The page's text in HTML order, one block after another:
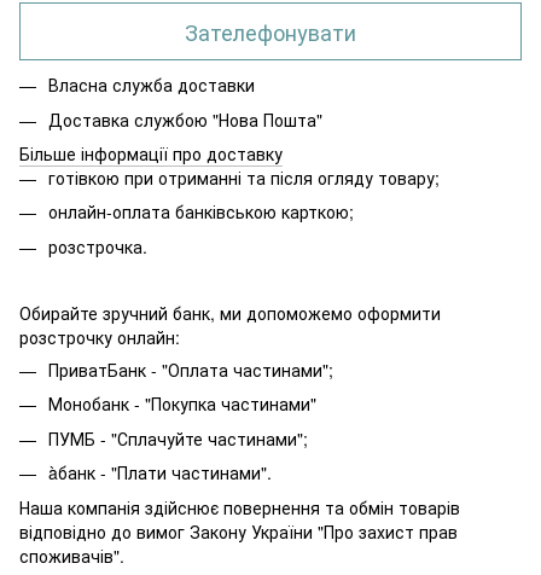
Зателефонувати
Власна служба доставки
Доставка службою "Нова Пошта"
Більше інформації про доставку
готівкою при отриманні та після огляду товару;
онлайн-оплата банківською карткою;
розстрочка.
Обирайте зручний банк, ми допоможемо оформити
розстрочку онлайн:
ПриватБанк - "Оплата частинами";
Монобанк - "Покупка частинами"
ПУМБ - "Сплачуйте частинами";
àбанк - "Плати частинами".
Наша компанія здійснює повернення та обмін товарів
відповідно до вимог Закону України "Про захист прав
споживачів".